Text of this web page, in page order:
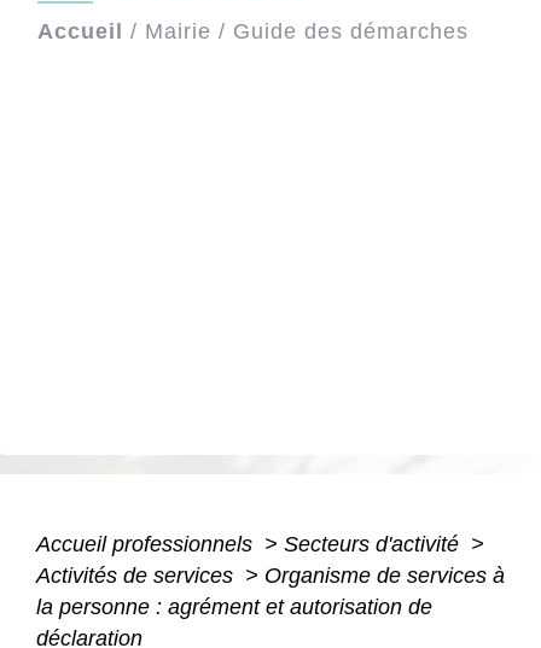
Accueil / Mairie / Guide des démarches
Accueil professionnels > Secteurs d'activité >
Activités de services > Organisme de services à
la personne : agrément et autorisation de
déclaration